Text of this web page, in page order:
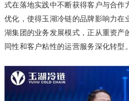
式在落地实践中不断获得客户与合作
优化，使得玉湖冷链的品牌影响力在
湖集团的业务发展模式，正从重资产
同性和客户粘性的运营服务深化转型。